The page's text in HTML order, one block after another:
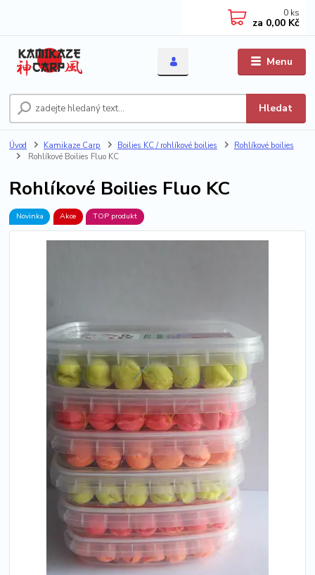
Menu
Hledat
0 ks
za 0,00 Kč
Úvod Kamikaze Carp Boilies KC / rohlíkové boilies
Rohlíkové boilies
Rohlíkové Boilies Fluo KC
Rohlíkové Boilies Fluo KC
Novinka Akce TOP produkt